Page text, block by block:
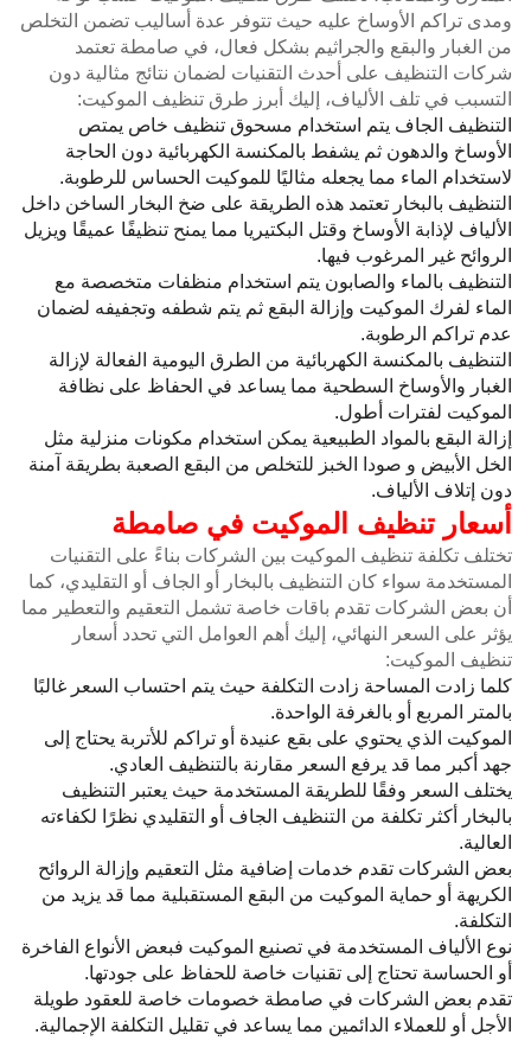
ومدى تراكم الأوساخ عليه حيث تتوفر عدة أساليب تضمن التخلص
من الغبار والبقع والجراثيم بشكل فعال، في صامطة تعتمد
شركات التنظيف على أحدث التقنيات لضمان نتائج مثالية دون
التسبب في تلف الألياف، إليك أبرز طرق تنظيف الموكيت:
التنظيف الجاف يتم استخدام مسحوق تنظيف خاص يمتص
الأوساخ والدهون ثم يشفط بالمكنسة الكهربائية دون الحاجة
لاستخدام الماء مما يجعله مثاليًا للموكيت الحساس للرطوبة.
التنظيف بالبخار تعتمد هذه الطريقة على ضخ البخار الساخن داخل
الألياف لإذابة الأوساخ وقتل البكتيريا مما يمنح تنظيفًا عميقًا ويزيل
الروائح غير المرغوب فيها.
التنظيف بالماء والصابون يتم استخدام منظفات متخصصة مع
الماء لفرك الموكيت وإزالة البقع ثم يتم شطفه وتجفيفه لضمان
عدم تراكم الرطوبة.
التنظيف بالمكنسة الكهربائية من الطرق اليومية الفعالة لإزالة
الغبار والأوساخ السطحية مما يساعد في الحفاظ على نظافة
الموكيت لفترات أطول.
إزالة البقع بالمواد الطبيعية يمكن استخدام مكونات منزلية مثل
الخل الأبيض و صودا الخبز للتخلص من البقع الصعبة بطريقة آمنة
دون إتلاف الألياف.
أسعار تنظيف الموكيت في صامطة
تختلف تكلفة تنظيف الموكيت بين الشركات بناءً على التقنيات
المستخدمة سواء كان التنظيف بالبخار أو الجاف أو التقليدي، كما
أن بعض الشركات تقدم باقات خاصة تشمل التعقيم والتعطير مما
يؤثر على السعر النهائي، إليك أهم العوامل التي تحدد أسعار
تنظيف الموكيت:
كلما زادت المساحة زادت التكلفة حيث يتم احتساب السعر غالبًا
بالمتر المربع أو بالغرفة الواحدة.
الموكيت الذي يحتوي على بقع عنيدة أو تراكم للأتربة يحتاج إلى
جهد أكبر مما قد يرفع السعر مقارنة بالتنظيف العادي.
يختلف السعر وفقًا للطريقة المستخدمة حيث يعتبر التنظيف
بالبخار أكثر تكلفة من التنظيف الجاف أو التقليدي نظرًا لكفاءته
العالية.
بعض الشركات تقدم خدمات إضافية مثل التعقيم وإزالة الروائح
الكريهة أو حماية الموكيت من البقع المستقبلية مما قد يزيد من
التكلفة.
نوع الألياف المستخدمة في تصنيع الموكيت فبعض الأنواع الفاخرة
أو الحساسة تحتاج إلى تقنيات خاصة للحفاظ على جودتها.
تقدم بعض الشركات في صامطة خصومات خاصة للعقود طويلة
الأجل أو للعملاء الدائمين مما يساعد في تقليل التكلفة الإجمالية.